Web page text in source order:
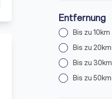
Entfernung
Bis zu 10km
Bis zu 20km
Bis zu 30km
Bis zu 50km